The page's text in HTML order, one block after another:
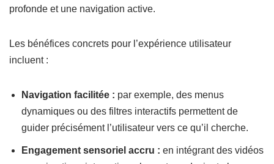
profonde et une navigation active.
Les bénéfices concrets pour l’expérience utilisateur
incluent :
Navigation facilitée : par exemple, des menus
dynamiques ou des filtres interactifs permettent de
guider précisément l’utilisateur vers ce qu’il cherche.
Engagement sensoriel accru : en intégrant des vidéos